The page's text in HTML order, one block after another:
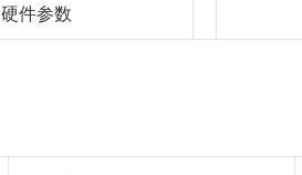
硬件参数